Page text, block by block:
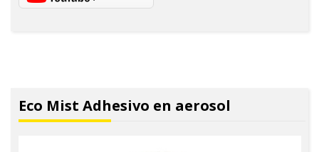
Eco Mist Adhesivo en aerosol